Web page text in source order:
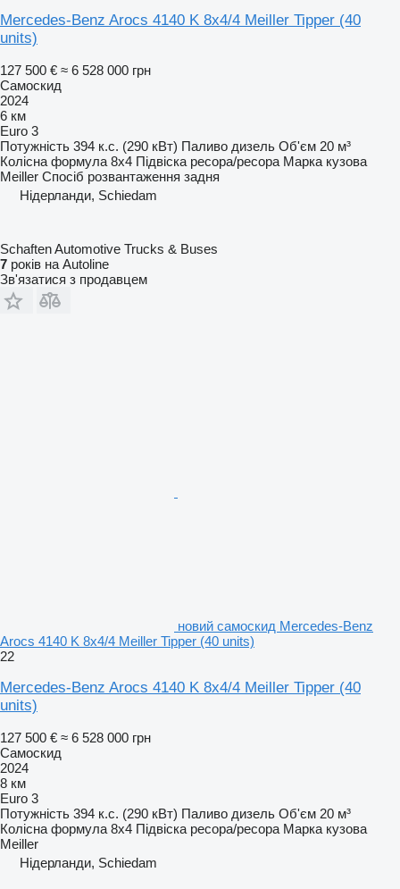
Mercedes-Benz Arocs 4140 K 8x4/4 Meiller Tipper (40
units)
127 500 € ≈ 6 528 000 грн
Самоскид
2024
6 км
Euro 3
Потужність 394 к.с. (290 кВт) Паливо дизель Об'єм 20 м³
Колісна формула 8x4 Підвіска ресора/ресора Марка кузова
Meiller Спосіб розвантаження задня
Нідерланди, Schiedam
Schaften Automotive Trucks & Buses
7 років на Autoline
Зв'язатися з продавцем
новий самоскид Mercedes-Benz
Arocs 4140 K 8x4/4 Meiller Tipper (40 units)
22
Mercedes-Benz Arocs 4140 K 8x4/4 Meiller Tipper (40
units)
127 500 € ≈ 6 528 000 грн
Самоскид
2024
8 км
Euro 3
Потужність 394 к.с. (290 кВт) Паливо дизель Об'єм 20 м³
Колісна формула 8x4 Підвіска ресора/ресора Марка кузова
Meiller
Нідерланди, Schiedam